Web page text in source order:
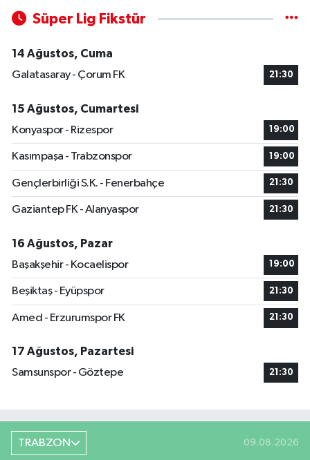
Süper Lig Fikstür
14 Ağustos, Cuma
Galatasaray - Çorum FK
21:30
15 Ağustos, Cumartesi
Konyaspor - Rizespor
19:00
Kasımpaşa - Trabzonspor 19:00
Gençlerbirliği S.K. - Fenerbahçe 21:30
Gaziantep FK - Alanyaspor 21:30
16 Ağustos, Pazar
Başakşehir - Kocaelispor
19:00
Beşiktaş - Eyüpspor 21:30
Amed - Erzurumspor FK 21:30
17 Ağustos, Pazartesi
Samsunspor - Göztepe
21:30
TRABZON 09.08.2026